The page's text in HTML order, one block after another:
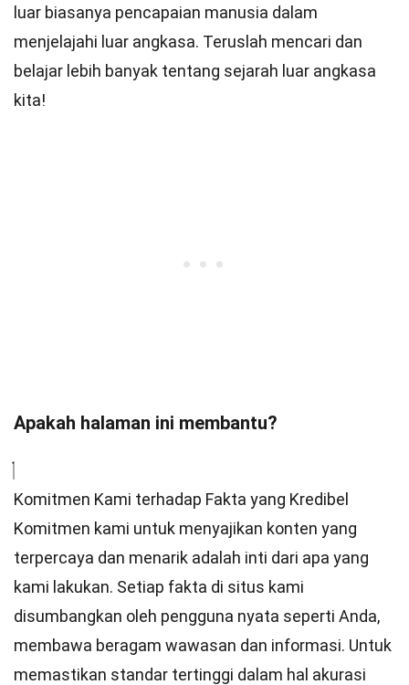
luar biasanya pencapaian manusia dalam
menjelajahi luar angkasa. Teruslah mencari dan
belajar lebih banyak tentang sejarah luar angkasa
kita!
Apakah halaman ini membantu?
Komitmen Kami terhadap Fakta yang Kredibel
Komitmen kami untuk menyajikan konten yang
terpercaya dan menarik adalah inti dari apa yang
kami lakukan. Setiap fakta di situs kami
disumbangkan oleh pengguna nyata seperti Anda,
membawa beragam wawasan dan informasi. Untuk
memastikan standar tertinggi dalam hal akurasi